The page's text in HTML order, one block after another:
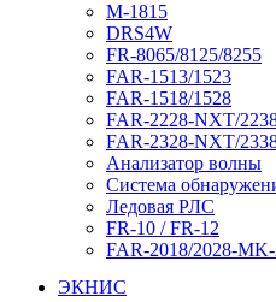
M-1815
DRS4W
FR-8065/8125/8255
FAR-1513/1523
FAR-1518/1528
FAR-2228-NXT/
FAR-2328-NXT/
Анализатор волны
Система
Ледовая РЛС
FR-10 / FR-12
FAR-2018/2028-
ЭКНИС